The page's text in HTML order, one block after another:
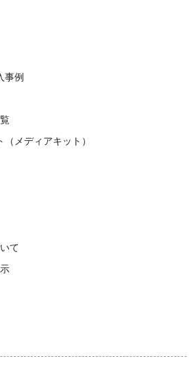
事例
メディアキット）
て